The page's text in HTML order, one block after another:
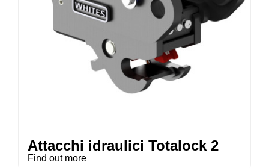
Attacchi idraulici Totalock 2
Find out more